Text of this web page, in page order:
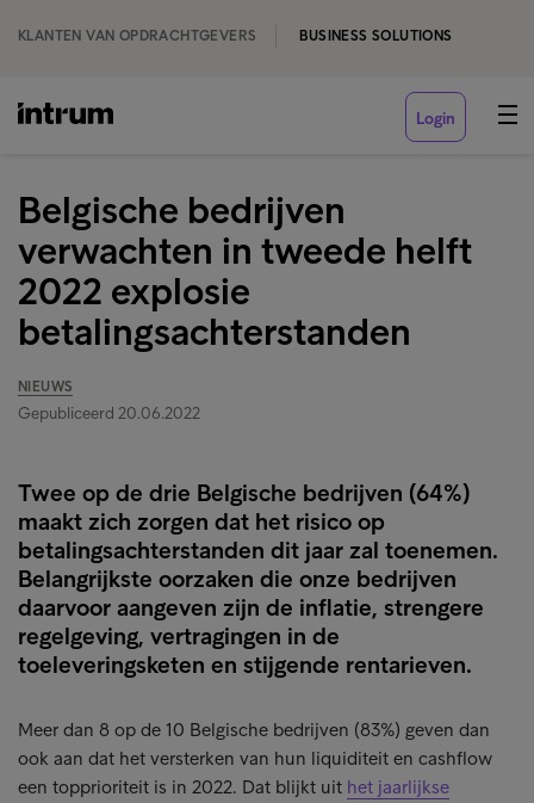
KLANTEN VAN OPDRACHTGEVERS BUSINESS SOLUTIONS
Login
Belgische bedrijven
verwachten in tweede helft
2022 explosie
betalingsachterstanden
NIEUWS
Gepubliceerd 20.06.2022
Twee op de drie Belgische bedrijven (64%)
maakt zich zorgen dat het risico op
betalingsachterstanden dit jaar zal toenemen.
Belangrijkste oorzaken die onze bedrijven
daarvoor aangeven zijn de inflatie, strengere
regelgeving, vertragingen in de
toeleveringsketen en stijgende rentarieven.
Meer dan 8 op de 10 Belgische bedrijven (83%) geven dan
ook aan dat het versterken van hun liquiditeit en cashflow
een topprioriteit is in 2022. Dat blijkt uit het jaarlijkse